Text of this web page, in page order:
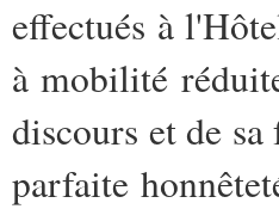
effectués à
à mobilité
discours et de
parfaite